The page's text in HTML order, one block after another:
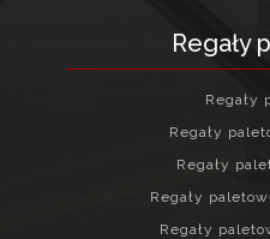
Regały
Regały
Regały
Regały
Regały
Regały